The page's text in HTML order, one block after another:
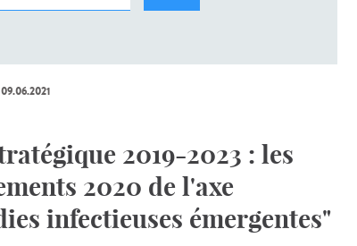
PASTEUR
09.06.2021
2019-2023 : les
2020 de l'axe
infectieuses émergentes"